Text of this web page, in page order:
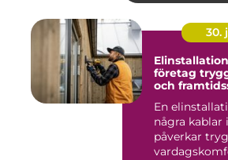
30.
företag trygghet, funktion
och
En
några kablar
påverkar